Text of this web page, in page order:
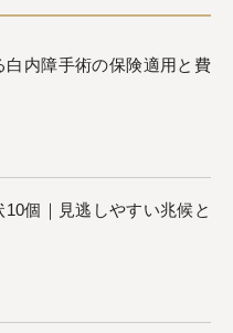
白内障手術の保険適用と費
個｜見逃しやすい兆候と